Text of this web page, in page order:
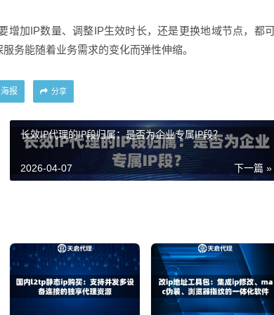
增加IP数量、调整IP生效时长，还是更换地域节点，都
务能随着业务需求的变化而弹性伸缩。
海报 分享
长效IP代理的IP段归属：是否为企业专属IP段？
下一篇 »
2026-04-07